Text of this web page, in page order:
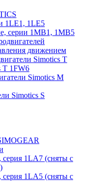
1LE1, 1LE5
серии 1MB1, 1MB5
движением
Simotics T
T 1FW6
Simotics M
Simotics S
серия 1LA7 (сняты с
серия 1LA5 (сняты с